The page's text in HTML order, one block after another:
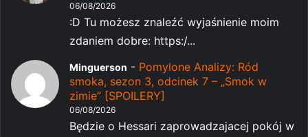
06/08/2026
:D Tu możesz znaleźć wyjaśnienie moim
zdaniem dobre: https:/...
Minguerson - Pomylone Analizy: Ród
smoka, sezon 3, odcinek 7 – „Smok w
zimie” [SPOILERY]
06/08/2026
Będzie o Hessari zaprowadzajacej pokój w